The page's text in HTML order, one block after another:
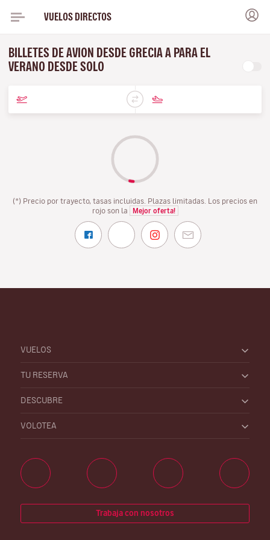
VUELOS DIRECTOS
BILLETES DE AVION DESDE GRECIA A PARA EL
VERANO DESDE SOLO
(*) Precio por trayecto, tasas incluidas. Plazas limitadas. Los precios en
rojo son la
Mejor oferta!
VUELOS
TU RESERVA
DESCUBRE
VOLOTEA
Trabaja con nosotros